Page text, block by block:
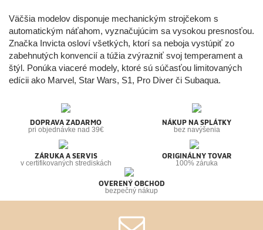
Väčšia modelov disponuje mechanickým strojčekom s
automatickým náťahom, vyznačujúcim sa vysokou presnosťou.
Značka Invicta osloví všetkých, ktorí sa neboja vystúpiť zo
zabehnutých konvencií a túžia zvýrazniť svoj temperament a
štýl. Ponúka viaceré modely, ktoré sú súčasťou limitovaných
edícii ako Marvel, Star Wars, S1, Pro Diver či Subaqua.
DOPRAVA ZADARMO
pri objednávke nad 39€
NÁKUP NA SPLÁTKY
bez navýšenia
ZÁRUKA A SERVIS
v certifikovaných strediskách
ORIGINÁLNY TOVAR
100% záruka
OVERENÝ OBCHOD
bezpečný nákup